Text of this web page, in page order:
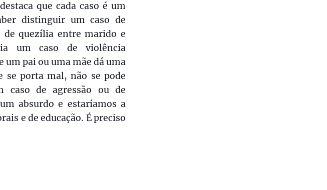
que cada caso é um
distinguir um caso de
de quezília entre marido e
um caso de violência
um pai ou uma mãe dá uma
se porta mal, não se pode
caso de agressão ou de
absurdo e estaríamos a
e de educação. É preciso